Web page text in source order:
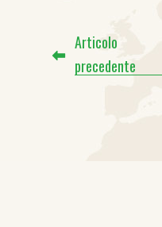
Articolo
precedente